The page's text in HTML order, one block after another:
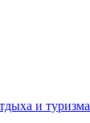
и туризма